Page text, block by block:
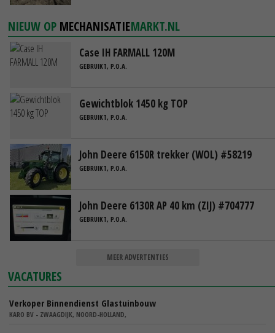
NIEUW OP MECHANISATIEMARKT.NL
Case IH FARMALL 120M
GEBRUIKT, P.O.A.
Gewichtblok 1450 kg TOP
GEBRUIKT, P.O.A.
John Deere 6150R trekker (WOL) #58219
GEBRUIKT, P.O.A.
John Deere 6130R AP 40 km (ZIJ) #704777
GEBRUIKT, P.O.A.
MEER ADVERTENTIES
VACATURES
Verkoper Binnendienst Glastuinbouw
KARO BV - ZWAAGDIJK, NOORD-HOLLAND,